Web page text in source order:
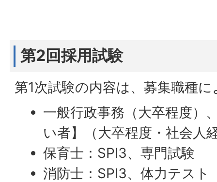
第2回採用試験
第1次試験の内容は、募集職種
一般行政事務（大卒程度）
い者】（大卒程度・社会人
保育士：SPI3、専門試験
消防士：SPI3、体力テスト